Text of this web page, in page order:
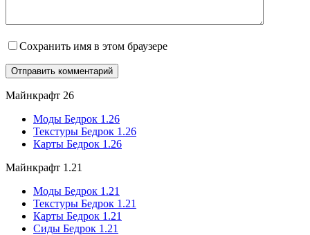
Сохранить имя в этом браузере
Майнкрафт 26
Моды Бедрок 1.26
Текстуры Бедрок 1.26
Карты Бедрок 1.26
Майнкрафт 1.21
Моды Бедрок 1.21
Текстуры Бедрок 1.21
Карты Бедрок 1.21
Сиды Бедрок 1.21